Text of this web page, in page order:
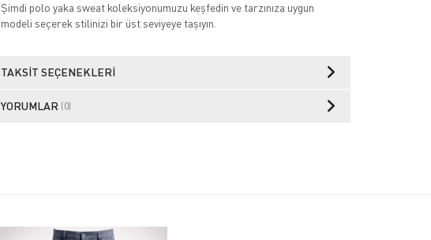
Şimdi polo yaka sweat koleksiyonumuzu keşfedin ve tarzınıza uygun
modeli seçerek stilinizi bir üst seviyeye taşıyın.
TAKSIT SEÇENEKLERI
YORUMLAR (0)